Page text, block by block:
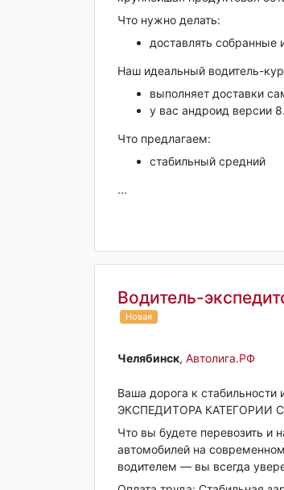
Что нужно делать:
доставлять собранные
Наш идеальный водитель-
выполняет доставки
у вас андроид версии
Что предлагаем:
стабильный средний
...
Водитель-
Новая
Челябинск‎, Автолига.РФ
Ваша дорога к
ЭКСПЕДИТОРА КАТЕГОРИИ
Что вы будете перевозить и
автомобилей на
водителем — вы всегда